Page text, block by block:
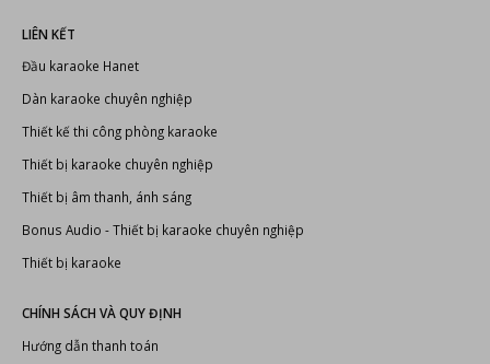
LIÊN KẾT
Đầu karaoke Hanet
Dàn karaoke chuyên nghiệp
Thiết kế thi công phòng karaoke
Thiết bị karaoke chuyên nghiệp
Thiết bị âm thanh, ánh sáng
Bonus Audio -Thiết bị karaoke chuyên nghiệp
Thiết bị karaoke
CHÍNH SÁCH VÀ QUY ĐỊNH
Hướng dẫn thanh toán